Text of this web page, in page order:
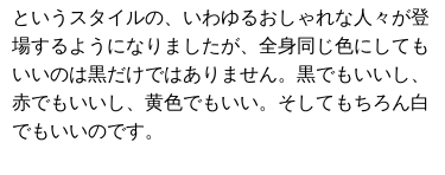
というスタイルの、いわゆるおしゃれな人々が登
場するようになりましたが、全身同じ色にしても
いいのは黒だけではありません。黒でもいいし、
赤でもいいし、黄色でもいい。そしてもちろん白
でもいいのです。